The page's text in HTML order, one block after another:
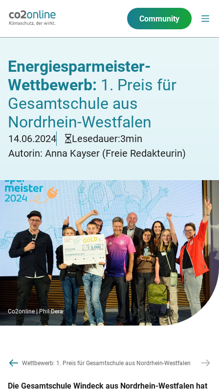
Community
Energiesparmeister-
Wettbewerb: 1. Preis für
Gesamtschule aus
Nordrhein-Westfalen
14.06.2024 Lesedauer:3min
Autorin: Anna Kayser (Freie Redakteurin)
Co2online | Phil Dera
Wettbewerb: 1. Preis für Gesamtschule aus Nordrhein-Westfalen
Die Gesamtschule Windeck aus Nordrhein-Westfalen hat